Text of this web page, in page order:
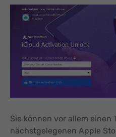
Sie können vor allem einen
nächstgelegenen Apple